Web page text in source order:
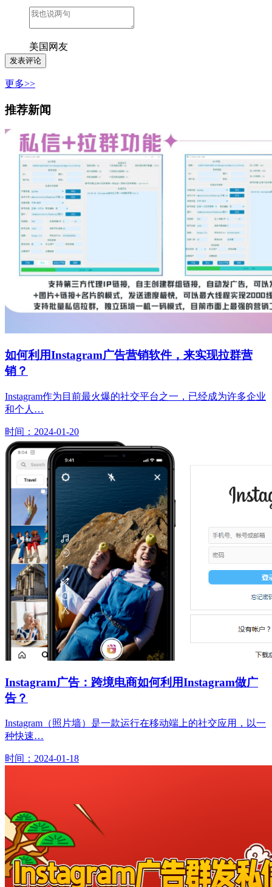
美国网友
更多>>
推荐新闻
如何利用Instagram广告营销软件，来实现拉群营
销？
Instagram作为目前最火爆的社交平台之一，已经成为许多企业
和个人…
时间：2024-01-20
Instagram广告：跨境电商如何利用Instagram做广
告？
Instagram（照片墙）是一款运行在移动端上的社交应用，以一
种快速…
时间：2024-01-18